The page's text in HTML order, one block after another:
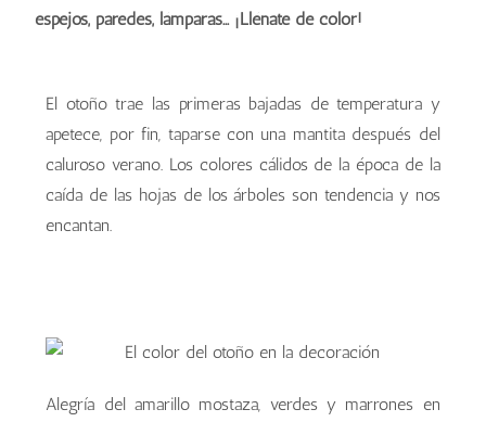
espejos, paredes, lámparas… ¡Llénate de color!
El otoño trae las primeras bajadas de temperatura y
apetece, por fin, taparse con una mantita después del
caluroso verano. Los colores cálidos de la época de la
caída de las hojas de los árboles son tendencia y nos
encantan.
Alegría del amarillo mostaza, verdes y marrones en